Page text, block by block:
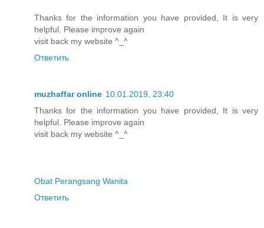
Thanks for the information you have provided, It is very
helpful. Please improve again
visit back my website ^_^
Ответить
muzhaffar online 10.01.2019, 23:40
Thanks for the information you have provided, It is very
helpful. Please improve again
visit back my website ^_^
Obat Perangsang Wanita
Ответить